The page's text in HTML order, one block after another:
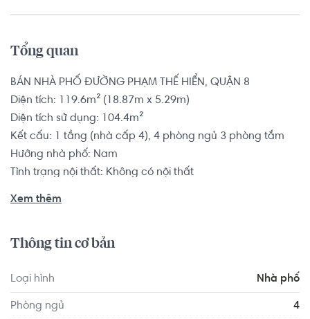
Tổng quan
BÁN NHÀ PHỐ ĐƯỜNG PHẠM THẾ HIỂN, QUẬN 8
Diện tích: 119.6m² (18.87m x 5.29m)
Diện tích sử dụng: 104.4m²
Kết cấu: 1 tầng (nhà cấp 4), 4 phòng ngủ 3 phòng tắm
Hướng nhà phố: Nam
Tình trạng nội thất: Không có nội thất
4.7km, cách Trường Đại học Sư phạm Thể dục Thể thao
thuận tiện di chuyển với đầy đủ các tiện ích về y tế, giáo
dục và giải trí.
Xem thêm
Thông tin cơ bản
Loại hình Nhà phố
Phòng ngủ 4